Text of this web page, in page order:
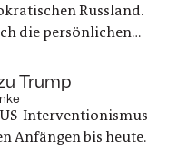
Russland.
die persönlichen
stirbt. Ein Buch über
ukranisch-
Trump
Interventionismus
Anfängen bis heute.